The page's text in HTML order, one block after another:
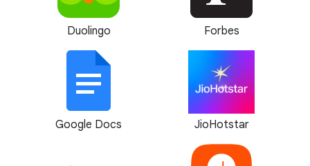
Duolingo Forbes
Google Docs JioHotstar